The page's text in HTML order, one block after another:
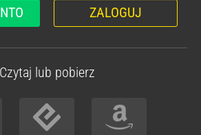
ZALOGUJ
Czytaj lub pobierz